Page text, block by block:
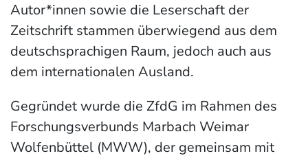
Autor*innen sowie die Leserschaft der
Zeitschrift stammen überwiegend aus dem
deutschsprachigen Raum, jedoch auch aus
dem internationalen Ausland.
Gegründet wurde die ZfdG im Rahmen des
Forschungsverbunds Marbach Weimar
Wolfenbüttel (MWW), der gemeinsam mit